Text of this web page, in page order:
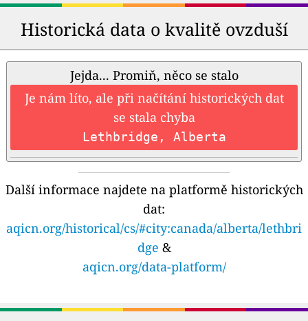
Historická data o kvalitě ovzduší
Jejda... Promiň, něco se stalo
Je nám líto, ale při načítání historických dat
se stala chyba
Lethbridge, Alberta
Další informace najdete na platformě historických
dat:
aqicn.org/historical/cs/#city:canada/alberta/lethbri
dge &
aqicn.org/data-platform/